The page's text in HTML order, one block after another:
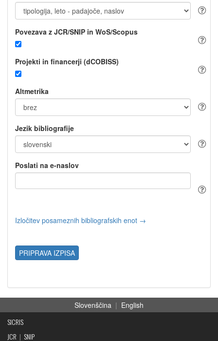
Povezava z JCR/SNIP in WoS/Scopus
Projekti in financerji (dCOBISS)
Altmetrika
Jezik bibliografije
Poslati na e-naslov
Izločitev posameznih bibliografskih enot →
PRIPRAVA IZPISA
Slovenščina | English
SICRIS
JCR | SNIP